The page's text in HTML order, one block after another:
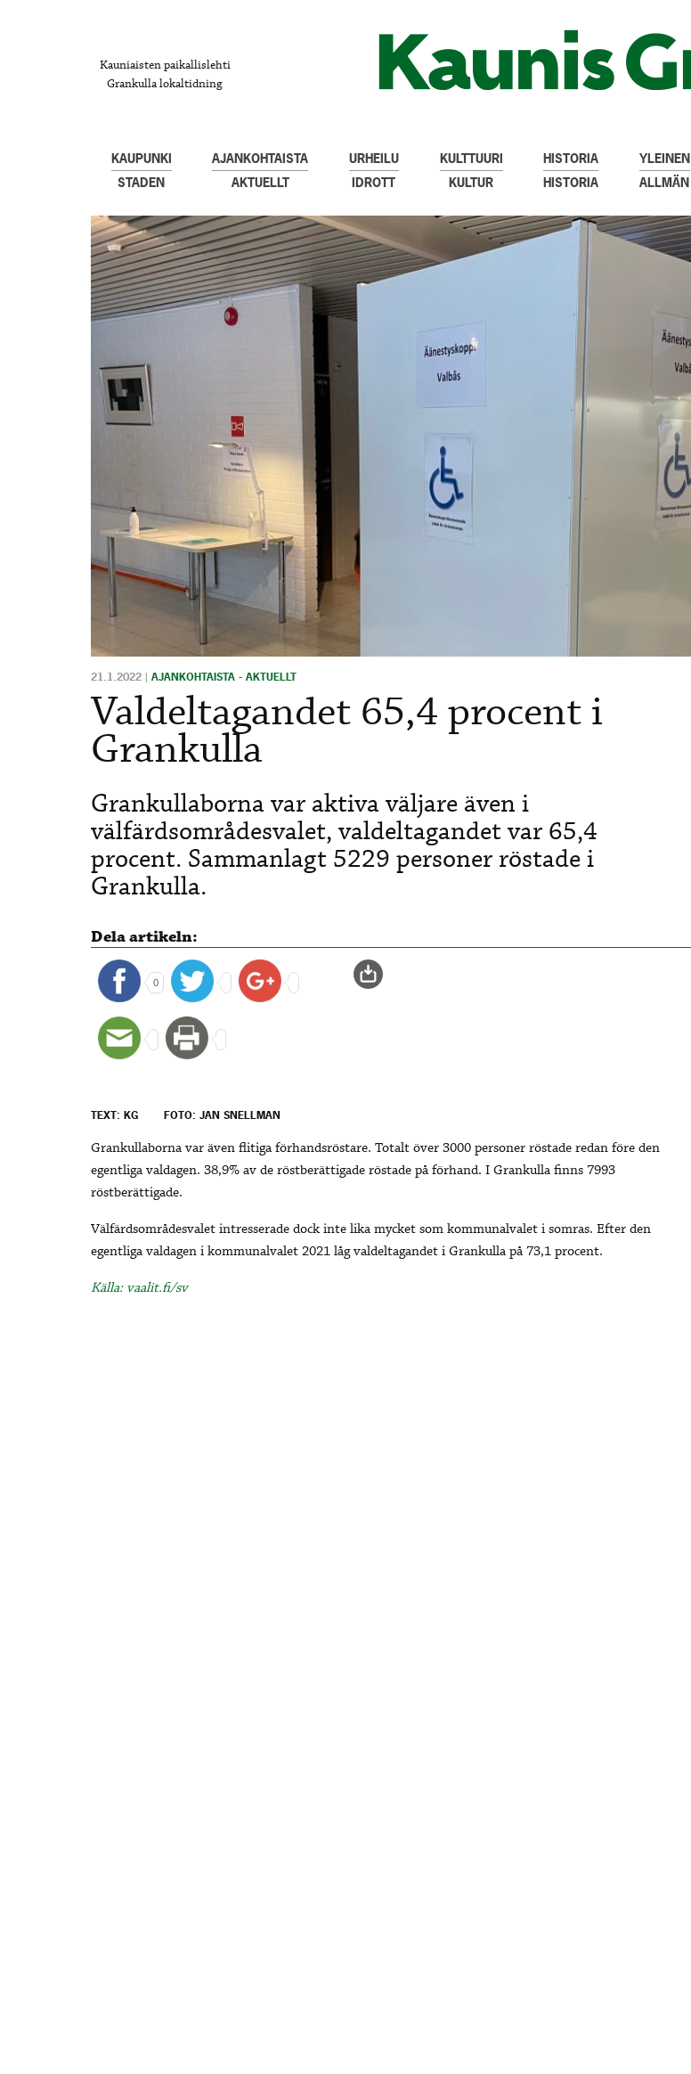
Kauniaisten paikallislehti
Grankulla lokaltidning
KAUPUNKI
STADEN
AJANKOHTAISTA
AKTUELLT
URHEILU
IDROTT
KULTTUURI
KULTUR
HISTORIA
HISTORIA
YLEINEN
ALLMÄN
21.1.2022 | AJANKOHTAISTA - AKTUELLT
Valdeltagandet 65,4 procent i
Grankulla
Grankullaborna var aktiva väljare även i
välfärdsområdesvalet, valdeltagandet var 65,4
procent. Sammanlagt 5229 personer röstade i
Grankulla.
Dela artikeln:
0
TEXT: KG FOTO: JAN SNELLMAN
Grankullaborna var även flitiga förhandsröstare. Totalt över 3000 personer röstade redan före den
egentliga valdagen. 38,9% av de röstberättigade röstade på förhand. I Grankulla finns 7993
röstberättigade.
Välfärdsområdesvalet intresserade dock inte lika mycket som kommunalvalet i somras. Efter den
egentliga valdagen i kommunalvalet 2021 låg valdeltagandet i Grankulla på 73,1 procent.
Källa: vaalit.fi/sv